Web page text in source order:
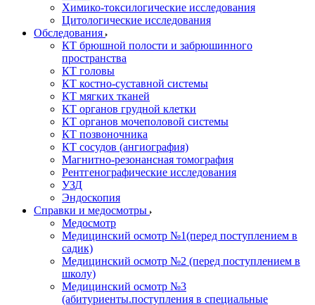
Химико-токсилогические исследования
Цитологические исследования
Обследования
КТ брюшной полости и забрюшинного
пространства
КТ головы
КТ костно-суставной системы
КТ мягких тканей
КТ органов грудной клетки
КТ органов мочеполовой системы
КТ позвоночника
КТ сосудов (ангиография)
Магнитно-резонансная томография
Рентгенографические исследования
УЗД
Эндоскопия
Справки и медосмотры
Медосмотр
Медицинский осмотр №1(перед поступлением в
садик)
Медицинский осмотр №2 (перед поступлением в
школу)
Медицинский осмотр №3
(абитуриенты.поступления в специальные